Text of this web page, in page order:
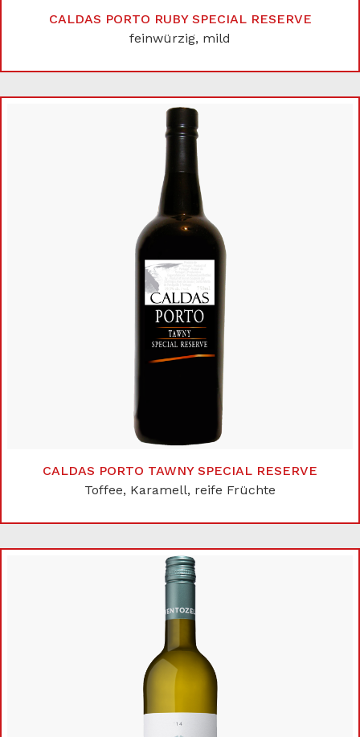
CALDAS PORTO RUBY SPECIAL RESERVE
feinwürzig, mild
CALDAS PORTO TAWNY SPECIAL RESERVE
Toffee, Karamell, reife Früchte